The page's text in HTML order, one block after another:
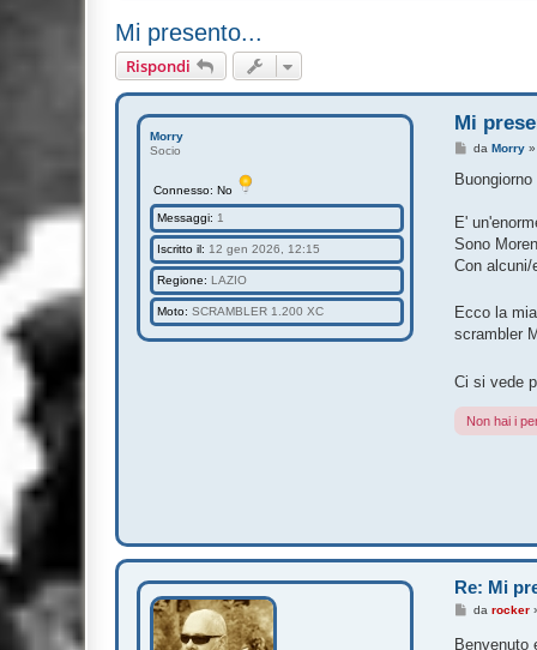
Mi presento...
Rispondi
Morry
Socio
Connesso: No
Messaggi: 1
Iscritto il: 12 gen 2026, 12:15
Regione: LAZIO
Moto: SCRAMBLER 1.200 XC
Mi
M
s
g
i
o
daMorry
Buongiorno
E'
Sono
Con
Ecco la
scrambler
Ci si vede
Non hai i
Re: Mi
Mdarocker
Benvenuto